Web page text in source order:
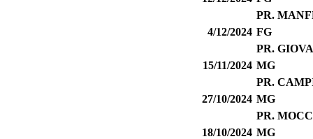
PR.
4/12/2024 FG
PR.
15/11/2024 MG
PR.
27/10/2024 MG
PR.
18/10/2024 MG